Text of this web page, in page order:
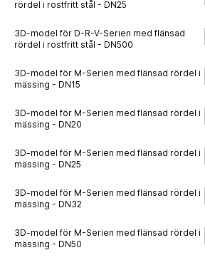
rördel i rostfritt stål - DN25
3D-model för D-R-V-Serien med flänsad
rördel i rostfritt stål - DN500
3D-model för M-Serien med flänsad rördel i
mässing - DN15
3D-model för M-Serien med flänsad rördel i
mässing - DN20
3D-model för M-Serien med flänsad rördel i
mässing - DN25
3D-model för M-Serien med flänsad rördel i
mässing - DN32
3D-model för M-Serien med flänsad rördel i
mässing - DN50